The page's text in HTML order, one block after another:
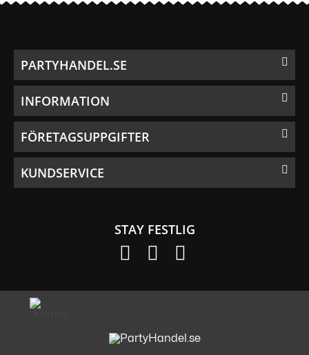
PARTYHANDEL.SE
INFORMATION
FÖRETAGSUPPGIFTER
KUNDSERVICE
STAY FESTLIG